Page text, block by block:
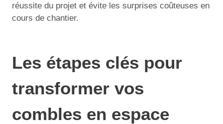
réussite du projet et évite les surprises coûteuses en
cours de chantier.
Les étapes clés pour
transformer vos
combles en espace